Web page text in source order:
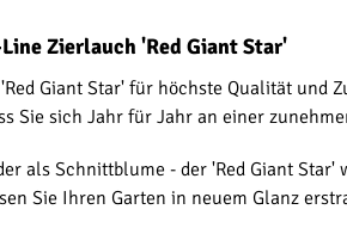
Zierlauch 'Red Giant Star'
Giant Star' für höchste Qualität
Sie sich Jahr für Jahr an einer
als Schnittblume - der 'Red Giant
Sie Ihren Garten in neuem Glanz